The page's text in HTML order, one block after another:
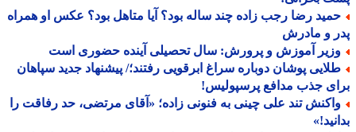
رضا رجب زاده چند ساله بود؟ آیا متاهل بود؟ عکس او همراه
و مادرش
آموزش و پرورش: سال تحصیلی آینده حضوری است
پوشان دوباره سراغ ابرقویی رفتند؛/ پیشنهاد جدید سپاهان
جذب مدافع پرسپولیس!
تند علی چینی به فنونی زاده؛ «آقای مرتضی، حد رفاقت را